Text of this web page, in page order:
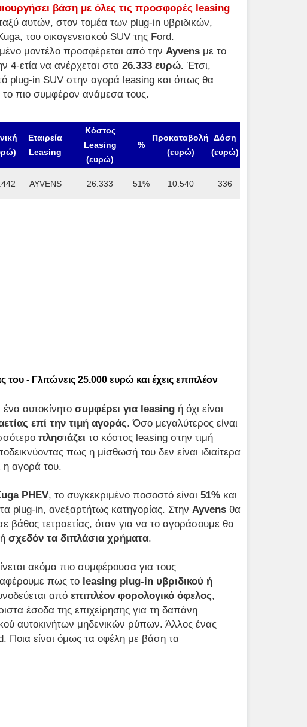
βάση με όλες τις προσφορές leasing
αυτών, στον τομέα των plug-in υβριδικών,
του οικογενειακού SUV της Ford.
μοντέλο προσφέρεται από την Ayvens με το
4-ετία να ανέρχεται στα 26.333 ευρώ. Έτσι,
plug-in SUV στην αγορά leasing και όπως θα
πιο συμφέρον ανάμεσα τους.
Εταιρεία
Leasing
Κόστος
Leasing
(ευρώ)
%
Προκαταβολή
(ευρώ)
Δόση
(ευρώ)
AYVENS 26.333 51% 10.540 336
του - Γλιτώνεις 25.000 ευρώ και έχεις επιπλέον
αυτοκίνητο συμφέρει για leasing ή όχι είναι
επί την τιμή αγοράς. Όσο μεγαλύτερος είναι
πλησιάζει το κόστος leasing στην τιμή
πως η μίσθωσή του δεν είναι ιδιαίτερα
η αγορά του.
PHEV, το συγκεκριμένο ποσοστό είναι 51% και
plug-in, ανεξαρτήτως κατηγορίας. Στην Ayvens θα
βάθος τετραετίας, όταν για να το αγοράσουμε θα
σχεδόν τα διπλάσια χρήματα.
ακόμα πιο συμφέρουσα για τους
πως το leasing plug-in υβριδικού ή
από επιπλέον φορολογικό όφελος,
έσοδα της επιχείρησης για τη δαπάνη
αυτοκινήτων μηδενικών ρύπων. Άλλος ένας
Ποια είναι όμως τα οφέλη με βάση τα